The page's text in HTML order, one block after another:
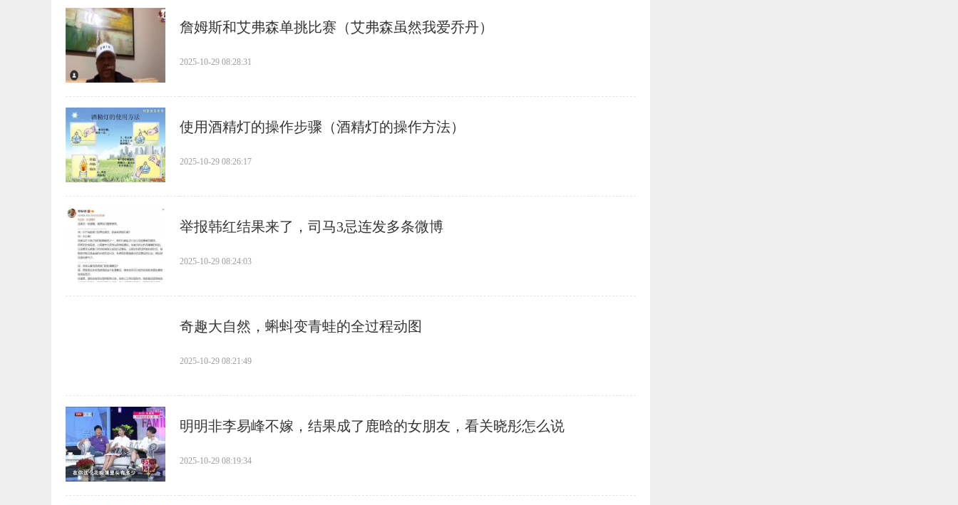
​詹姆斯和艾弗森单挑比赛（艾弗森虽然我爱乔丹）
2025-10-29 08:28:31
​使用酒精灯的操作步骤（酒精灯的操作方法）
2025-10-29 08:26:17
​举报韩红结果来了，司马3忌连发多条微博
2025-10-29 08:24:03
​奇趣大自然，蝌蚪变青蛙的全过程动图
2025-10-29 08:21:49
​明明非李易峰不嫁，结果成了鹿晗的女朋友，看关晓彤怎么说
2025-10-29 08:19:34